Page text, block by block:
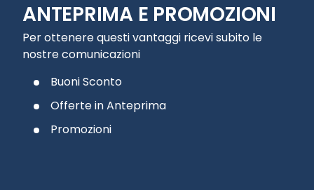
ANTEPRIMA E PROMOZIONI
Per ottenere questi vantaggi ricevi subito le
nostre comunicazioni
Buoni Sconto
Offerte in Anteprima
Promozioni